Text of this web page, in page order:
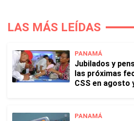
LAS MÁS LEÍDAS
PANAMÁ
Jubilados y
las próximas
CSS en agosto
PANAMÁ